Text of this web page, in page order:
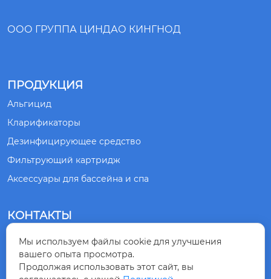
ООО ГРУППА ЦИНДАО КИНГНОД
ПРОДУКЦИЯ
Альгицид
Кларификаторы
Дезинфицирующее средство
Фильтрующий картридж
Аксессуары для бассейна и спа
КОНТАКТЫ

ПРОВИНЦИЯ ШАНЬДУН, КИТАЙ
Мы используем файлы cookie для улучшения
вашего опыта просмотра.
Продолжая использовать этот сайт, вы